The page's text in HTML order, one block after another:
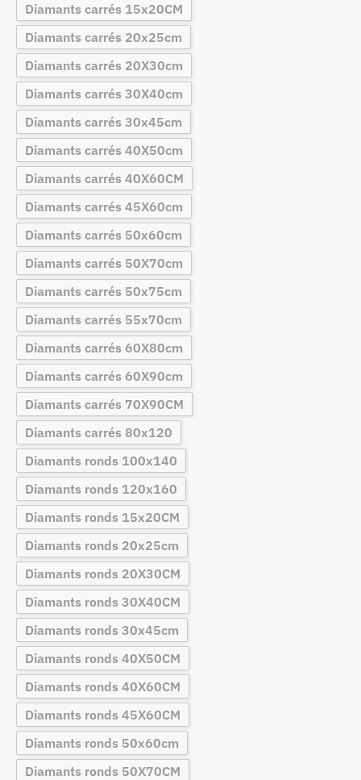
Diamants carrés 15x20CM
Diamants carrés 20x25cm
Diamants carrés 20X30cm
Diamants carrés 30X40cm
Diamants carrés 30x45cm
Diamants carrés 40X50cm
Diamants carrés 40X60CM
Diamants carrés 45X60cm
Diamants carrés 50x60cm
Diamants carrés 50X70cm
Diamants carrés 50x75cm
Diamants carrés 55x70cm
Diamants carrés 60X80cm
Diamants carrés 60X90cm
Diamants carrés 70X90CM
Diamants carrés 80x120
Diamants ronds 100x140
Diamants ronds 120x160
Diamants ronds 15x20CM
Diamants ronds 20x25cm
Diamants ronds 20X30CM
Diamants ronds 30X40CM
Diamants ronds 30x45cm
Diamants ronds 40X50CM
Diamants ronds 40X60CM
Diamants ronds 45X60CM
Diamants ronds 50x60cm
Diamants ronds 50X70CM